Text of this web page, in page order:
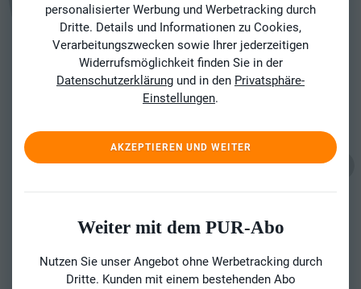
personalisierter Werbung und Werbetracking durch
Dritte. Details und Informationen zu Cookies,
Verarbeitungszwecken sowie Ihrer jederzeitigen
Widerrufsmöglichkeit finden Sie in der
Datenschutzerklärung und in den Privatsphäre-
Einstellungen.
AKZEPTIEREN UND WEITER
Weiter mit dem PUR-Abo
Nutzen Sie unser Angebot ohne Werbetracking durch
Dritte. Kunden mit einem bestehenden Abo